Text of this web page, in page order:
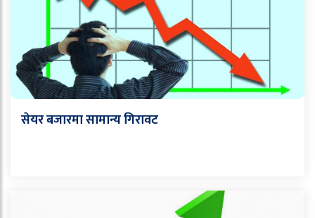
सेयर बजारमा सामान्य गिरावट